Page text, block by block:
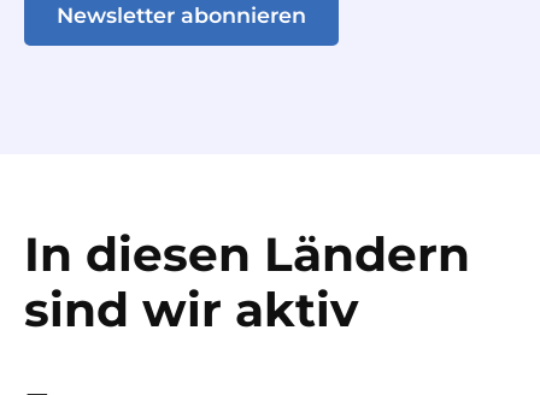
Newsletter abonnieren
In diesen Ländern
sind wir aktiv